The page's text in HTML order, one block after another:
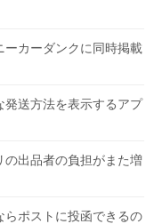
カーダンクに同時掲載
発送方法を表示するアプ
出品者の負担がまた増
ポストに投函できるの